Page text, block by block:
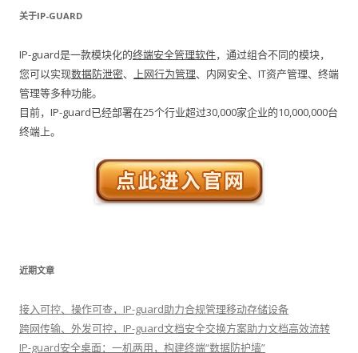
关于IP-GUARD
IP-guard是一款模块化的终端安全管理软件，通过组合不同的模块，
您可以实现数据防泄密、 上网行为管理、内网安全、IT资产管理、终端
管理等多种功能。
目前，IP-guard已经部署在25个行业超过30,000家企业的10,000,000台
终端上。
近期文章
接入可控、操作可查，IP-guard助力合规管理移动存储设备
跨网传输、外发可控，IP-guard文档安全交换方案助力文档高效流转
IP-guard安全桌面：一机两用，构建终端“数据防护墙”